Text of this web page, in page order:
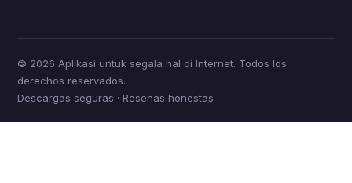
© 2026 Aplikasi untuk segala hal di Internet. Todos los
derechos reservados.
Descargas seguras · Reseñas honestas